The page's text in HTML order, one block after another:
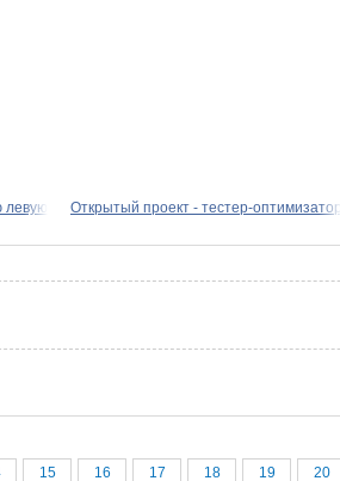
левую Открытый проект - тестер-оптимизатор
15 16 17 18 19 20